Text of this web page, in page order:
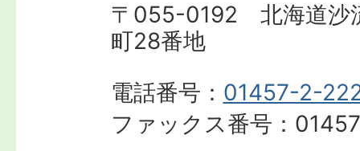
〒055-0192 北海道沙
町28番地
電話番号： 01457-2-
ファックス番号：